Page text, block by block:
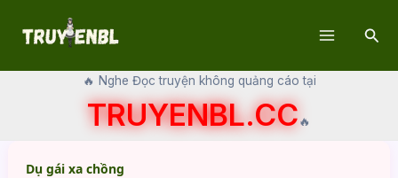
🔥 Nghe Đọc truyện không quảng cáo tại
TRUYENBL.CC🔥
Dụ gái xa chồng